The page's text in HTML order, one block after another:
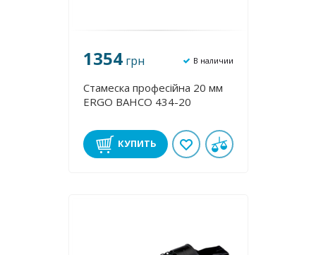
1354 грн В наличии
Стамеска професійна 20 мм
ERGO BAHCO 434-20
КУПИТЬ